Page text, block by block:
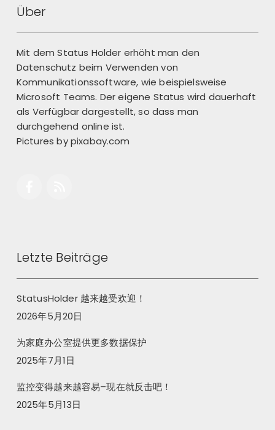
Über
Mit dem Status Holder erhöht man den
Datenschutz beim Verwenden von
Kommunikationssoftware, wie beispielsweise
Microsoft Teams. Der eigene Status wird dauerhaft
als Verfügbar dargestellt, so dass man
durchgehend online ist.
Pictures bypixabay.com
Letzte Beiträge
StatusHolder 越来越受欢迎！
2026年5月20日
为家庭办公室提供更多数据保护
2025年7月1日
监控变得越来越容易–现在就反击吧！
2025年5月13日